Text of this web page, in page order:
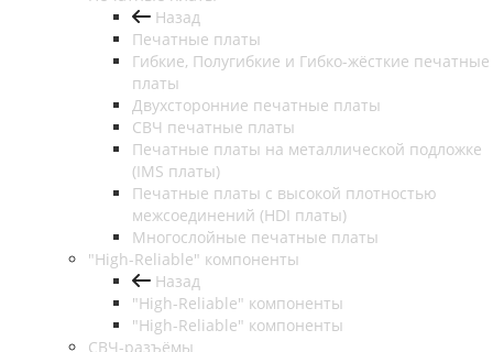
Назад
Печатные платы
Гибкие, Полугибкие и Гибко-жёсткие печатные
платы
Двухсторонние печатные платы
СВЧ печатные платы
Печатные платы на металлической подложке
(IMS платы)
Печатные платы с высокой плотностью
межсоединений (HDI платы)
Многослойные печатные платы
"High-Reliable" компоненты
Назад
"High-Reliable" компоненты
"High-Reliable" компоненты
СВЧ-разъёмы